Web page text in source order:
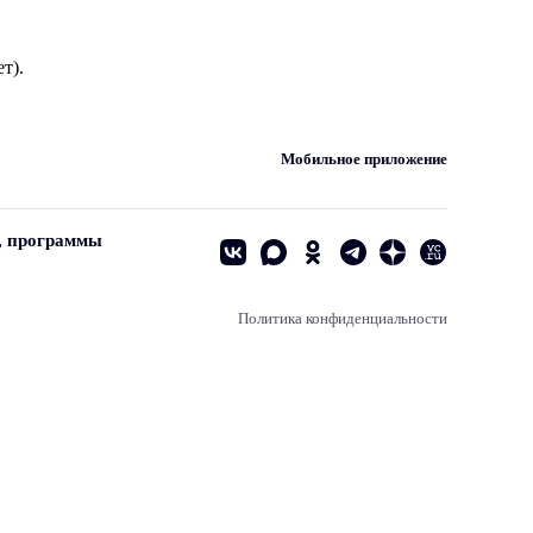
Мобильное приложение
программы
Политика конфиденциальности